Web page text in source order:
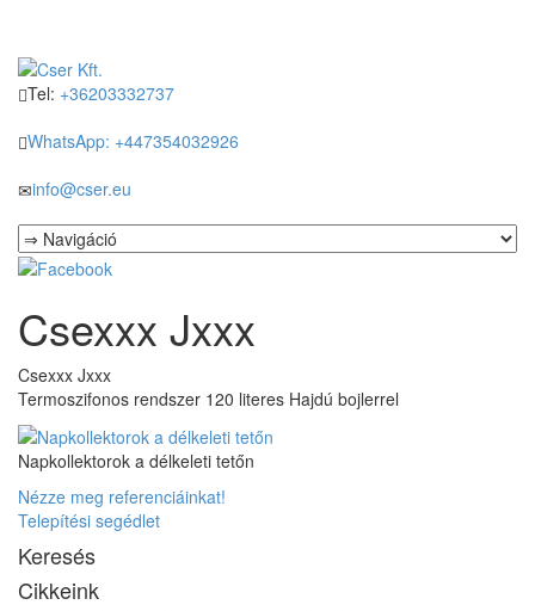
Tel: +36203332737
WhatsApp: +447354032926
info@cser.eu
Csexxx Jxxx
Csexxx Jxxx
Termoszifonos rendszer 120 literes Hajdú bojlerrel
Napkollektorok a délkeleti tetőn
Nézze meg referenciáinkat!
Telepítési segédlet
Keresés
Cikkeink